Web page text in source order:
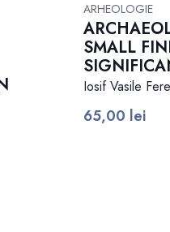
ARHEOLOGIE
SMALL
Iosif Vasile
65,00 lei